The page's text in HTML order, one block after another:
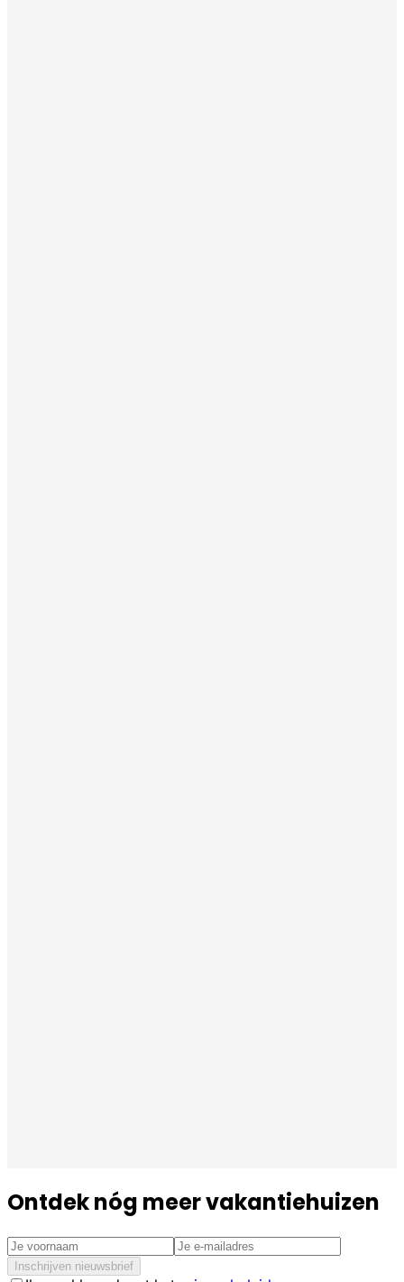
Ontdek nóg meer vakantiehuizen
Inschrijven nieuwsbrief